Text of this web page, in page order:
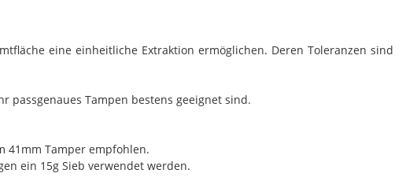
eine einheitliche Extraktion ermöglichen. Deren Toleranzen sind
passgenaues Tampen bestens geeignet sind.
41mm Tamper empfohlen.
ein 15g Sieb verwendet werden.